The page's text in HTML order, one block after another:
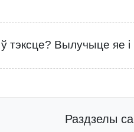
тэксце? Вылучыце яе і
Раздзелы